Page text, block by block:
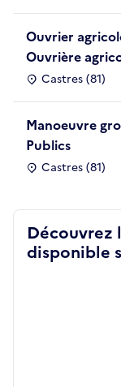
Ouvrier
Ouvrière
Castres (81)
Manoeuvre
Publics
Castres (81)
disponible